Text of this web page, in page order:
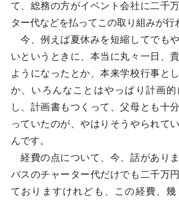
て、総務の方がイベント会社に二千
ター代などを払ってこの取り組みが行
今、例えば夏休みを短縮してでも
いというときに、本当に丸々一日、
ようになったとか、本来学校行事と
か、いろんなことはやっぱり計画
し、計画書もつくって、父母とも十
っていたのが、やはりそうやられて
んです。
経費の点について、今、話があり
バスのチャーター代だけでも二千万
ておりますけれども、この経費、